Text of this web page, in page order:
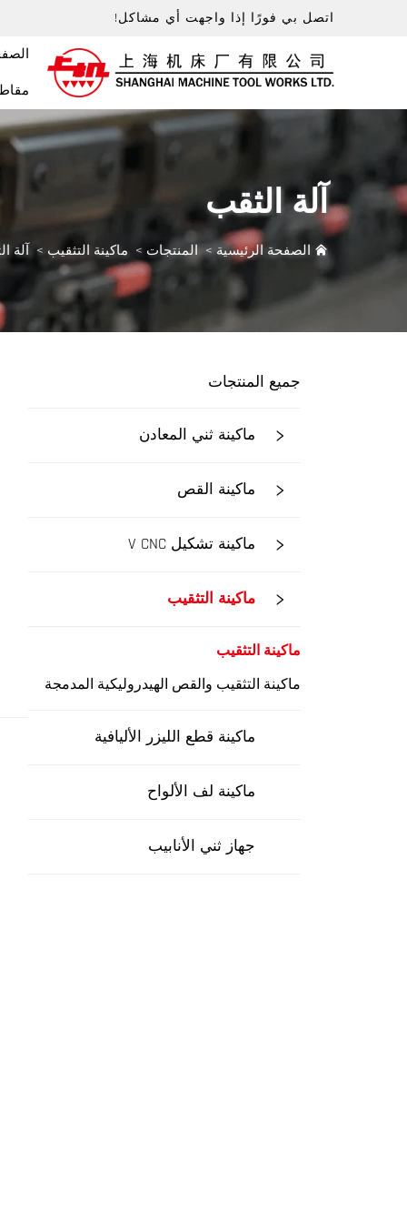
اتصل بي فورًا إذا واجهت أي مشاكل!
آلة الثقب
الصفحة الرئيسية >المنتجات > ماكينة التثقيب > آلة
جميع المنتجات
ماكينة ثني المعادن
ماكينة القص
ماكينة تشكيل V CNC
ماكينة التثقيب
ماكينة التثقيب
ماكينة التثقيب والقص الهيدروليكية المدمجة
ماكينة قطع الليزر الأليافية
ماكينة لف الألواح
جهاز ثني الأنابيب